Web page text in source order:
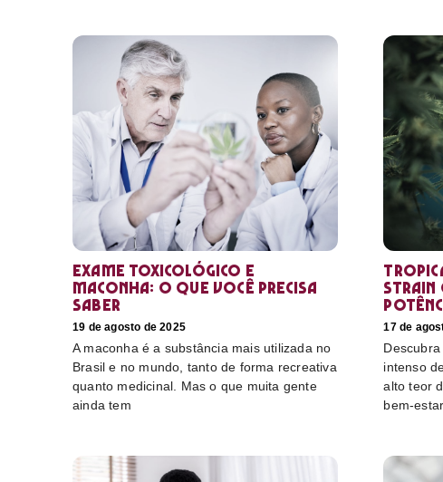
Exame toxicológico e
maconha: o que você precisa
saber
19 de agosto de 2025
A maconha é a substância mais utilizada no
Brasil e no mundo, tanto de forma recreativa
quanto medicinal. Mas o que muita gente
ainda tem
strain
17 de
intenso
alto teor
bem-estar.